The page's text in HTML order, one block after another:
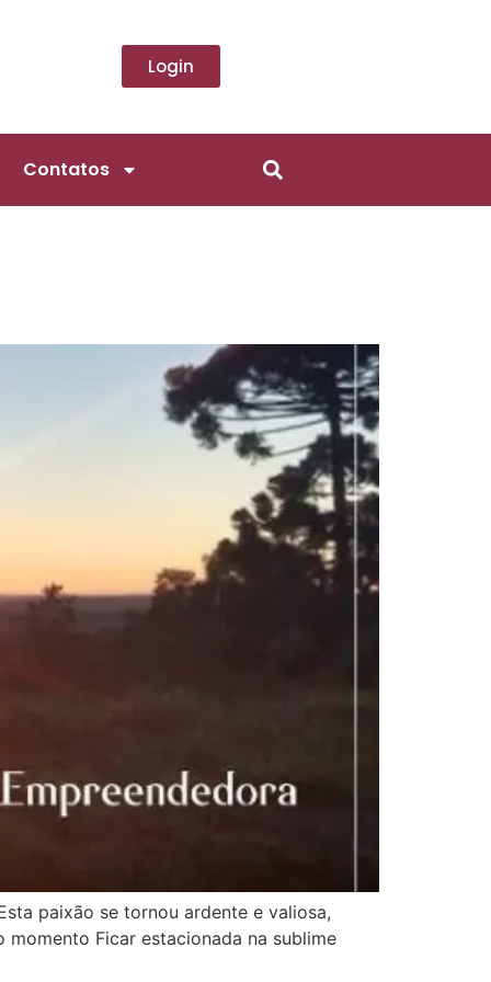
Login
Contatos
paixão se tornou ardente e valiosa,
Ficar estacionada na sublime